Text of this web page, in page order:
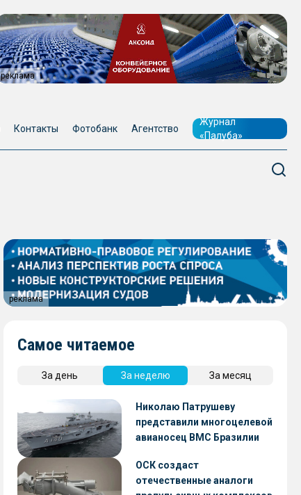
реклама
Контакты Фотобанк Агентство
Журнал
«Палуба»
реклама
Самое читаемое
За день За неделю За месяц
Николаю Патрушеву
представили многоцелевой
авианосец ВМС Бразилии
ОСК создаст
отечественные аналоги